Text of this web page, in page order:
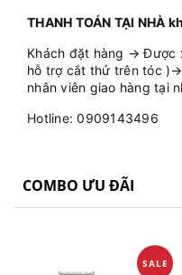
THANH TOÁN TẠI NHÀ
Khách đặt hàng → Được
hỗ trợ cắt thử trên tóc
nhân viên giao hàng tại
Hotline: 0909143496
COMBO ƯU ĐÃI
SALE